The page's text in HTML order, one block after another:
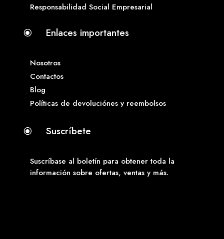
Responsabilidad Social Empresarial
\ Enlaces importantes
Nosotros
Contactos
Blog
Políticas de devoluciónes y reembolsos
\ Suscríbete
Suscríbase al boletín para obtener toda la
información sobre ofertas, ventas y más.